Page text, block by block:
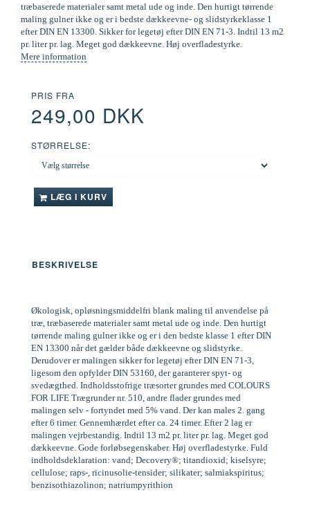
træbaserede materialer samt metal ude og inde. Den hurtigt tørrende
maling gulner ikke og er i bedste dækkeevne- og slidstyrkeklasse 1
efter DIN EN 13300. Sikker for legetøj efter DIN EN 71-3. Indtil 13 m2
pr. liter pr. lag. Meget god dækkeevne. Høj overfladestyrke.
Mere information
PRIS FRA
249,00 DKK
STØRRELSE:
LÆG I KURV
BESKRIVELSE
Økologisk, opløsningsmiddelfri blank maling til anvendelse på
træ, træbaserede materialer samt metal ude og inde. Den hurtigt
tørrende maling gulner ikke og er i den bedste klasse 1 efter DIN
EN 13300 når det gælder både dækkeevne og slidstyrke.
Derudover er malingen sikker for legetøj efter DIN EN 71-3,
ligesom den opfylder DIN 53160, der garanterer spyt- og
svedægthed. Indholdsstofrige træsorter grundes med COLOURS
FOR LIFE Trægrunder nr. 510, andre flader grundes med
malingen selv - fortyndet med 5% vand. Der kan males 2. gang
efter 6 timer. Gennemhærdet efter ca. 24 timer. Efter 2 lag er
malingen vejrbestandig. Indtil 13 m2 pr. liter pr. lag. Meget god
dækkeevne. Gode forløbsegenskaber. Høj overfladestyrke. Fuld
indholdsdeklaration: vand; Decovery®; titandioxid; kiselsyre;
cellulose; raps-, ricinusolie-tensider; silikater; salmiakspiritus;
benzisothiazolinon; natriumpyrithion